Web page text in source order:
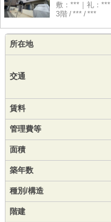
敷：***｜礼：***
3階 / *** / ***
所在地
交通
賃料
管理費等
面積
築年数
種別/構造
階建